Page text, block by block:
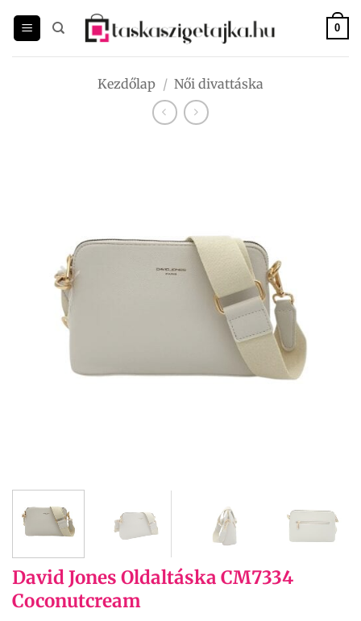
0
Kezdőlap / Női divattáska
David Jones Oldaltáska CM7334
Coconutcream